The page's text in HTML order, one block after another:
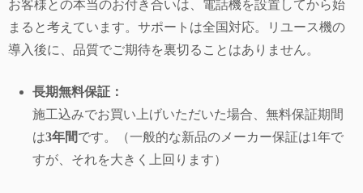
お客様との本当のお付き合いは、電話機を設置してから始
まると考えています。サポートは全国対応。リユース機の
導入後に、品質でご期待を裏切ることはありません。
長期無料保証：
施工込みでお買い上げいただいた場合、無料保証期間
は3年間です。（一般的な新品のメーカー保証は1年で
すが、それを大きく上回ります）